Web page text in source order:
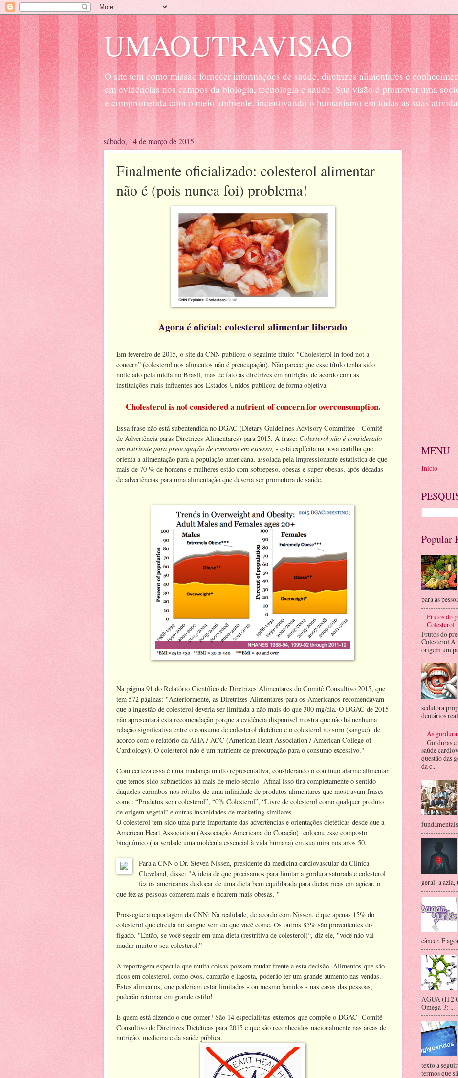
UMAOUTRAVISAO
O site tem como missão fornecer informações de saúde, diretrizes alimentares e
em evidências nos campos da biologia, tecnologia e saúde. Sua visão é promover uma
e comprometida com o meio ambiente, incentivando o humanismo em todas as suas
sábado, 14 de março de 2015
Finalmente oficializado: colesterol alimentar
não é (pois nunca foi) problema!
Agora é oficial: colesterol alimentar liberado
Em fevereiro de 2015, o site da CNN publicou o seguinte título: "Cholesterol in food not a
concern” (colesterol nos alimentos não é preocupação). Não parece que esse título tenha sido
noticiado pela mídia no Brasil, mas de fato as diretrizes em nutrição, de acordo com as
instituições mais influentes nos Estados Unidos publicou de forma objetiva:
Cholesterol is not considered a nutrient of concern for overconsumption.
Essa frase não está subentendida no DGAC (Dietary Guidelines Advisory Committee -Comitê
de Advertência paras Diretrizes Alimentares) para 2015. A frase: Colesterol não é considerado
um nutriente para preocupação de consumo em excesso, - está explícita na nova cartilha que
orienta a alimentação para a população americana, assolada pela impressionante estatística de que
mais de 70 % de homens e mulheres estão com sobrepeso, obesas e super-obesas, após décadas
de advertências para uma alimentação que deveria ser promotora de saúde.
Na página 91 do Relatório Científico de Diretrizes Alimentares do Comitê Consultivo 2015, que
tem 572 páginas: "Anteriormente, as Diretrizes Alimentares para os Americanos recomendavam
que a ingestão de colesterol deveria ser limitada a não mais do que 300 mg/dia. O DGAC de 2015
não apresentará esta recomendação porque a evidência disponível mostra que não há nenhuma
relação significativa entre o consumo de colesterol dietético e o colesterol no soro (sangue), de
acordo com o relatório da AHA / ACC (American Heart Association / American College of
Cardiology). O colesterol não é um nutriente de preocupação para o consumo excessivo."
Com certeza essa é uma mudança muito representativa, considerando o contínuo alarme alimentar
que temos sido submetidos há mais de meio século Afinal isso tira completamente o sentido
daqueles carimbos nos rótulos de uma infinidade de produtos alimentares que mostravam frases
como: “Produtos sem colesterol”, “0% Colesterol”, “Livre de colesterol como qualquer produto
de origem vegetal” e outras insanidades de marketing similares.
O colesterol tem sido uma parte importante das advertências e orientações dietéticas desde que a
American Heart Association (Associação Americana do Coração) colocou esse composto
bioquímico (na verdade uma molécula essencial à vida humana) em sua mira nos anos 50.
Para a CNN o Dr. Steven Nissen, presidente da medicina cardiovascular da Clínica
Cleveland, disse: "A ideia de que precisamos para limitar a gordura saturada e colesterol
fez os americanos deslocar de uma dieta bem equilibrada para dietas ricas em açúcar, o
que fez as pessoas comerem mais e ficarem mais obesas. "
Prossegue a reportagem da CNN: Na realidade, de acordo com Nissen, é que apenas 15% do
colesterol que circula no sangue vem do que você come. Os outros 85% são provenientes do
fígado. "Então, se você seguir em uma dieta (restritiva de colesterol)“, diz ele, "você não vai
mudar muito o seu colesterol.”
A reportagem especula que muita coisas possam mudar frente a esta decisão. Alimentos que são
ricos em colesterol, como ovos, camarão e lagosta, poderão ter um grande aumento nas vendas.
Estes alimentos, que poderiam estar limitados - ou mesmo banidos - nas casas das pessoas,
poderão retornar em grande estilo!
E quem está dizendo o que comer? São 14 especialistas externos que compõe o DGAC- Comitê
Consultivo de Diretrizes Dietéticas para 2015 e que são reconhecidos nacionalmente nas áreas de
nutrição, medicina e da saúde pública.
MENU
Início
Popular
para as
Frutos do
Colesterol
Frutos do
Colesterol A
origem um
sedutora
dentários
As
Gorduras
saúde
questão das
da c...
geral: a azia,
câncer. E
ÁGUA (H 2
Ômega-3: ...
texto a
termos que